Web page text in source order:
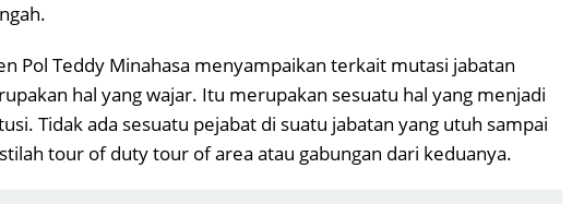
Pol Teddy Minahasa menyampaikan terkait mutasi jabatan
hal yang wajar. Itu merupakan sesuatu hal yang menjadi
Tidak ada sesuatu pejabat di suatu jabatan yang utuh sampai
tour of duty tour of area atau gabungan dari keduanya.